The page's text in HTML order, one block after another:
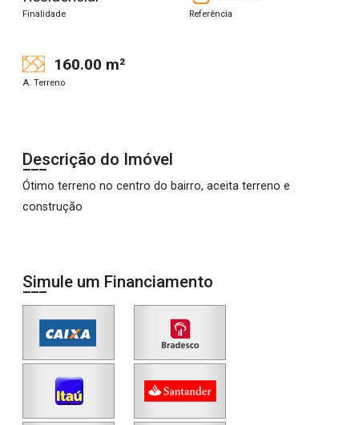
Finalidade Referência
160.00 m²
A. Terreno
Descrição do Imóvel
Ótimo terreno no centro do bairro, aceita terreno e
construção
Simule um Financiamento